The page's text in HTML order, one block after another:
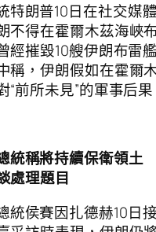
特朗普10日在社交媒
不得在霍爾木茲海峽
經摧毀10艘伊朗布雷
稱，伊朗假如在霍爾
“前所未見”的軍事后果
統稱將持續保衛領
處理題目
統侯賽因扎德赫10日